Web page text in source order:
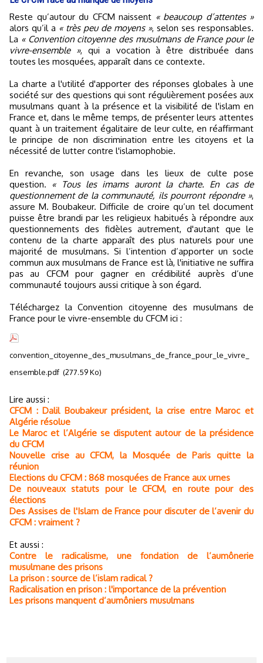
Reste qu’autour du CFCM naissent « beaucoup d’attentes »
alors qu’il a « très peu de moyens », selon ses responsables.
La « Convention citoyenne des musulmans de France pour le
vivre-ensemble », qui a vocation à être distribuée dans
toutes les mosquées, apparaît dans ce contexte.
La charte a l'utilité d'apporter des réponses globales à une
société sur des questions qui sont régulièrement posées aux
musulmans quant à la présence et la visibilité de l'islam en
France et, dans le même temps, de présenter leurs attentes
quant à un traitement égalitaire de leur culte, en réaffirmant
le principe de non discrimination entre les citoyens et la
nécessité de lutter contre l'islamophobie.
En revanche, son usage dans les lieux de culte pose
question. « Tous les imams auront la charte. En cas de
questionnement de la communauté, ils pourront répondre »,
assure M. Boubakeur. Difficile de croire qu’un tel document
puisse être brandi par les religieux habitués à répondre aux
questionnements des fidèles autrement, d'autant que le
contenu de la charte apparaît des plus naturels pour une
majorité de musulmans. Si l’intention d’apporter un socle
commun aux musulmans de France est là, l'initiative ne suffira
pas au CFCM pour gagner en crédibilité auprès d’une
communauté toujours aussi critique à son égard.
Téléchargez la Convention citoyenne des musulmans de
France pour le vivre-ensemble du CFCM ici :
convention_citoyenne_des_musulmans_de_france_pour_le_vivre_
ensemble.pdf (277.59 Ko)
Lire aussi :
CFCM : Dalil Boubakeur président, la crise entre Maroc et
Algérie résolue
Le Maroc et l’Algérie se disputent autour de la présidence
du CFCM
Nouvelle crise au CFCM, la Mosquée de Paris quitte la
réunion
Elections du CFCM : 868 mosquées de France aux urnes
De nouveaux statuts pour le CFCM, en route pour des
élections
Des Assises de l'Islam de France pour discuter de l’avenir du
CFCM : vraiment ?
Et aussi :
Contre le radicalisme, une fondation de l’aumônerie
musulmane des prisons
La prison : source de l’islam radical ?
Radicalisation en prison : l'importance de la prévention
Les prisons manquent d’aumôniers musulmans